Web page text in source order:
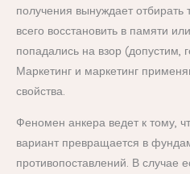
получения вынуждает отбирать
всего восстановить в памяти
попадались на взор (допустим,
Маркетинг и маркетинг
свойства.
Феномен анкера ведет к тому,
вариант превращается в
противопоставлений. В случае